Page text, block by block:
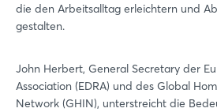
die den Arbeitsalltag erleichtern und
gestalten.
John Herbert, General Secretary der
Association (EDRA) und des Global
Network (GHIN), unterstreicht die